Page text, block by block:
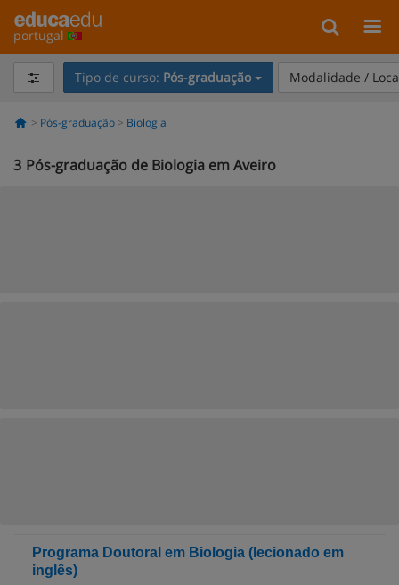
portugal
Tipo de curso: Pós-graduação Modalidade /
Pós-graduação Biologia
3 Pós-graduação de Biologia em Aveiro
Programa Doutoral em Biologia (lecionado em
inglês)